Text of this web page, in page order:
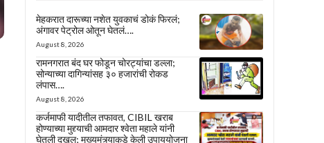
मेहकरात दारूच्या नशेत युवकाचं डोकं फिरलं;
अंगावर पेट्रोल ओतून घेतलं….
August 8, 2026
रामनगरात बंद घर फोडून चोरट्यांचा डल्ला;
सोन्याच्या दागिन्यांसह ३० हजारांची रोकड
लंपास….
August 8, 2026
कर्जमाफी यादीतील तफावत, CIBIL खराब
होण्याच्या मुद्द्याची आमदार श्वेता महाले यांनी
घेतली दखल; मुख्यमंत्र्याकडे केली उपाययोजना